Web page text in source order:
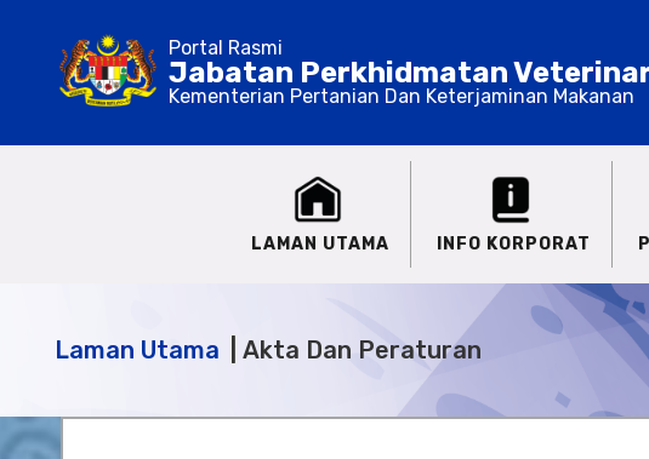
Portal Rasmi
Jabatan Perkhidmatan
Kementerian Pertanian Dan Keterjaminan Makanan
LAMAN UTAMA INFO KORPORAT
Laman Utama Akta Dan Peraturan